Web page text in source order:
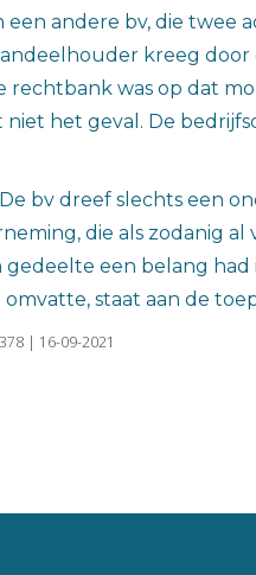
een andere bv, die
kreeg
was op dat
niet het geval. De
bv dreef slechts een
die als zodanig
een belang
staat aan de
| 16-09-2021